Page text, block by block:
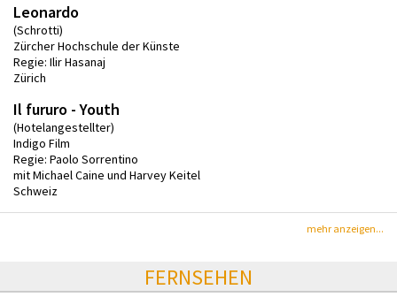
Leonardo
(Schrotti)
Zürcher Hochschule der Künste
Regie: Ilir Hasanaj
Zürich
Il fururo - Youth
(Hotelangestellter)
Indigo Film
Regie: Paolo Sorrentino
mit Michael Caine und Harvey Keitel
Schweiz
mehr anzeigen...
FERNSEHEN